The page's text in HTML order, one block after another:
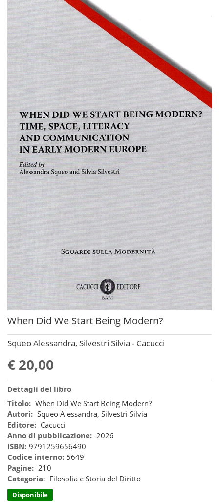
When Did We Start Being Modern?
Squeo Alessandra, Silvestri Silvia - Cacucci
€ 20,00
Dettagli del libro
Titolo: When Did We Start Being Modern?
Autori: Squeo Alessandra, Silvestri Silvia
Editore: Cacucci
Anno di pubblicazione: 2026
ISBN: 9791259656490
Codice interno: 5649
Pagine: 210
Categoria: Filosofia e Storia del Diritto
Disponibile